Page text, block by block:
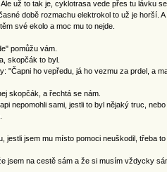
už to tak je, cyklotrasa vede přes tu lávku
době rozmachu elektrokol to už je horší.
své ekolo a moc mu to nejde.
pomůžu vám.
skopčák to byl.
"Čapni ho vepředu, já ho vezmu za prdel, a
skopčák, a řechtá se nám.
nepomohli sami, jestli to byl nějaký truc,
jestli jsem mu místo pomoci neuškodil, třeba
jsem na cestě sám a že si musím vždycky